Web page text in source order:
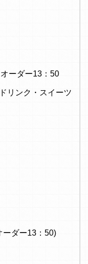
ーダー13：50
リンク・スイーツ
ーダー13：50)